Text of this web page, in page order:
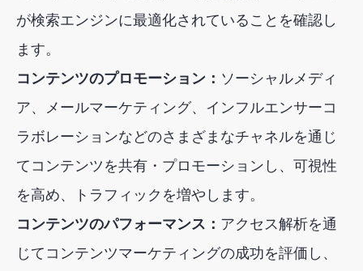
が検索エンジンに最適化されていることを確認し
ます。
コンテンツのプロモーション： ソーシャルメディ
ア、メールマーケティング、インフルエンサーコ
ラボレーションなどのさまざまなチャネルを通じ
てコンテンツを共有・プロモーションし、可視性
を高め、トラフィックを増やします。
コンテンツのパフォーマンス： アクセス解析を通
じてコンテンツマーケティングの成功を評価し、